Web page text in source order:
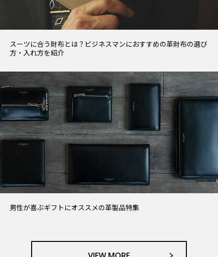
スーツに合う財布とは？ビジネスマンにおすすめの革財布の選び
方・入れ方を紹介
男性が喜ぶギフトにオススメの革製品特集